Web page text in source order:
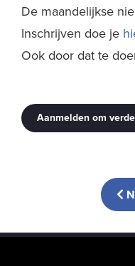
De maandelijkse
Inschrijven doe je
Ook door dat te
Aanmelden om